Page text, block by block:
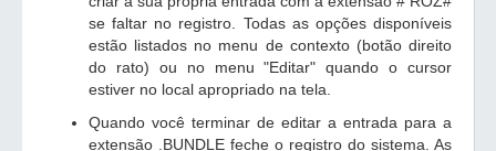
se faltar no registro. Todas as opções disponíveis
estão listados no menu de contexto (botão direito
do rato) ou no menu "Editar" quando o cursor
estiver no local apropriado na tela.
Quando você terminar de editar a entrada para a
extensão .BUNDLE feche o registro do sistema. As